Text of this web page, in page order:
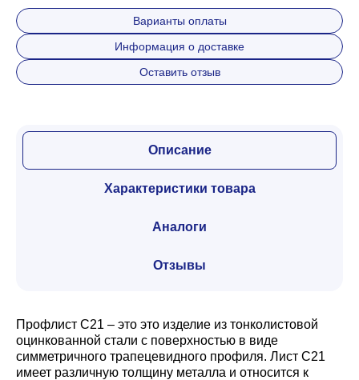
Варианты оплаты
Информация о доставке
Оставить отзыв
Описание
Характеристики товара
Аналоги
Отзывы
Профлист С21 – это это изделие из тонколистовой
оцинкованной стали с поверхностью в виде
симметричного трапецевидного профиля. Лист С21
имеет различную толщину металла и относится к